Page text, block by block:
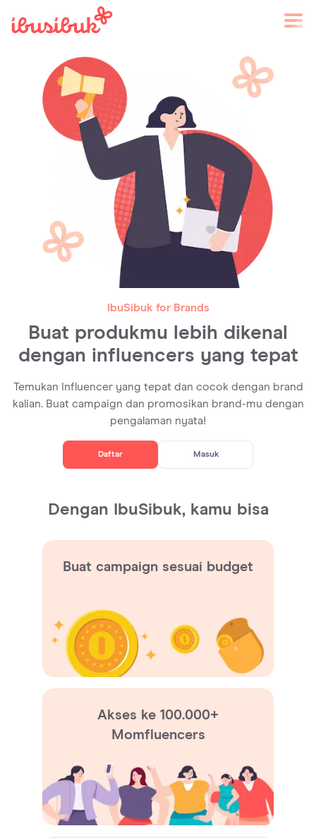
IbuSibuk for Brands
Buat produkmu lebih dikenal
dengan influencers yang tepat
Temukan Influencer yang tepat dan cocok dengan brand
kalian. Buat campaign dan promosikan brand-mu dengan
pengalaman nyata!
Daftar Masuk
Dengan IbuSibuk, kamu bisa
Buat campaign sesuai budget
Akses ke 100.000+
Momfluencers